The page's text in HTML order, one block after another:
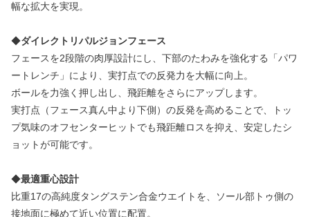
幅な拡大を実現。
◆ダイレクトリパルジョンフェース
フェースを2段階の肉厚設計にし、下部のたわみを強化する「パワ
ートレンチ」により、実打点での反発力を大幅に向上。
ボールを力強く押し出し、飛距離をさらにアップします。
実打点（フェース真ん中より下側）の反発を高めることで、トッ
プ気味のオフセンターヒットでも飛距離ロスを抑え、安定したシ
ョットが可能です。
◆最適重心設計
比重17の高純度タングステン合金ウエイトを、ソール部トゥ側の
接地面に極めて近い位置に配置。